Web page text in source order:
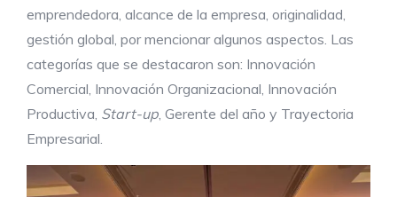
emprendedora, alcance de la empresa, originalidad,
gestión global, por mencionar algunos aspectos. Las
categorías que se destacaron son: Innovación
Comercial, Innovación Organizacional, Innovación
Productiva, Start-up , Gerente del año y Trayectoria
Empresarial.